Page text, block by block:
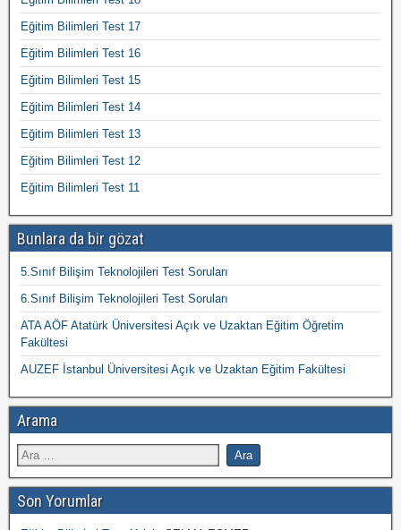
Eğitim Bilimleri Test 17
Eğitim Bilimleri Test 16
Eğitim Bilimleri Test 15
Eğitim Bilimleri Test 14
Eğitim Bilimleri Test 13
Eğitim Bilimleri Test 12
Eğitim Bilimleri Test 11
Bunlara da bir gözat
5.Sınıf Bilişim Teknolojileri Test Soruları
6.Sınıf Bilişim Teknolojileri Test Soruları
ATA AÖF Atatürk Üniversitesi Açık ve Uzaktan Eğitim Öğretim
Fakültesi
AUZEF İstanbul Üniversitesi Açık ve Uzaktan Eğitim Fakültesi
Arama
Son Yorumlar